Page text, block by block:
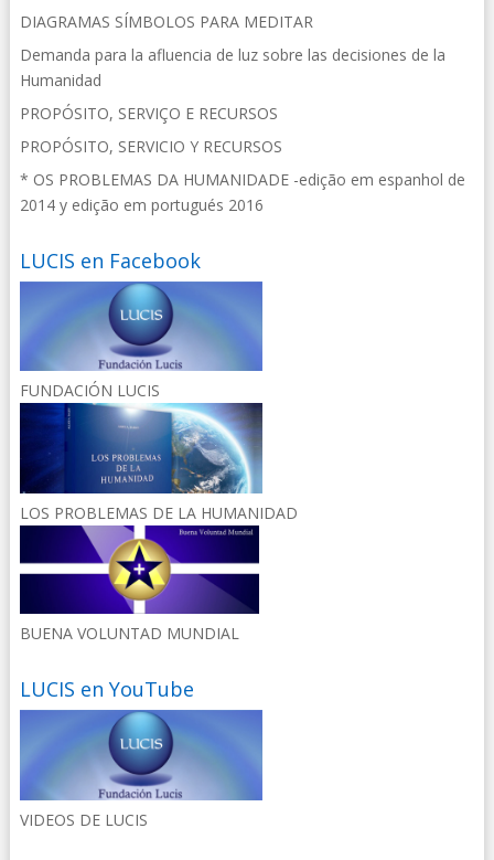
DIAGRAMAS SÍMBOLOS PARA MEDITAR
Demanda para la afluencia de luz sobre las decisiones de la
Humanidad
PROPÓSITO, SERVIÇO E RECURSOS
PROPÓSITO, SERVICIO Y RECURSOS
* OS PROBLEMAS DA HUMANIDADE -edição em espanhol de
2014 y edição em portugués 2016
LUCIS en Facebook
FUNDACIÓN LUCIS
LOS PROBLEMAS DE LA HUMANIDAD
BUENA VOLUNTAD MUNDIAL
LUCIS en YouTube
VIDEOS DE LUCIS